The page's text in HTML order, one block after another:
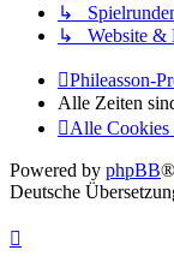
↳
↳ Website &
Phileasson-
Alle Zeiten
Alle Cookies
Powered by phpBB
Deutsche